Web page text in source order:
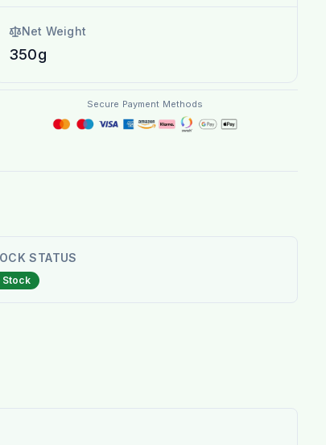
Net Weight
350g
Secure Payment Methods
STATUS
Stock